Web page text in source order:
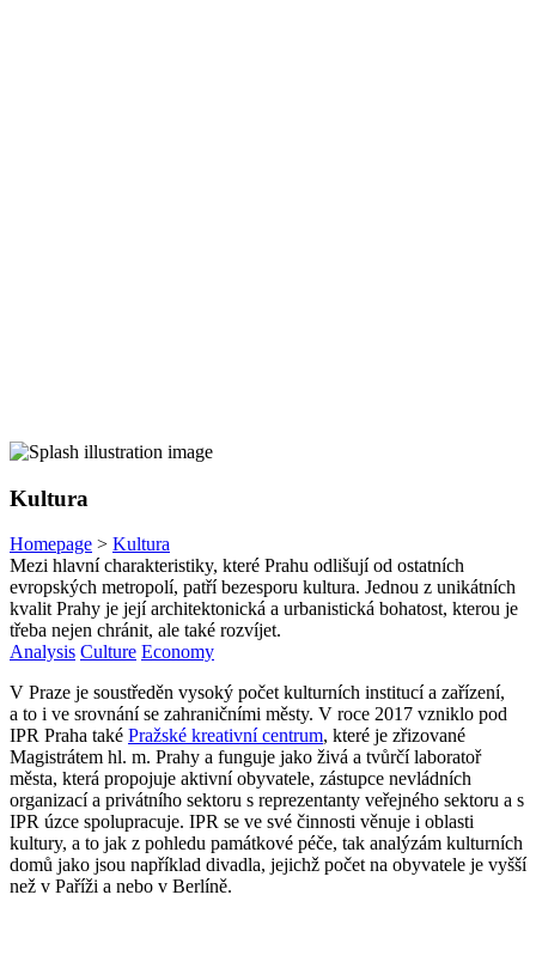
Kultura
Homepage > Kultura
Mezi hlavní charakteristiky, které Prahu odlišují od ostatních
evropských metropolí, patří bezesporu kultura. Jednou z unikátních
kvalit Prahy je její architektonická a urbanistická bohatost, kterou je
třeba nejen chránit, ale také rozvíjet.
Analysis Culture Economy
V Praze je soustředěn vysoký počet kulturních institucí a zařízení,
a to i ve srovnání se zahraničními městy. V roce 2017 vzniklo pod
IPR Praha také Pražské kreativní centrum, které je zřizované
Magistrátem hl. m. Prahy a funguje jako živá a tvůrčí laboratoř
města, která propojuje aktivní obyvatele, zástupce nevládních
organizací a privátního sektoru s reprezentanty veřejného sektoru a s
IPR úzce spolupracuje. IPR se ve své činnosti věnuje i oblasti
kultury, a to jak z pohledu památkové péče, tak analýzám kulturních
domů jako jsou například divadla, jejichž počet na obyvatele je vyšší
než v Paříži a nebo v Berlíně.